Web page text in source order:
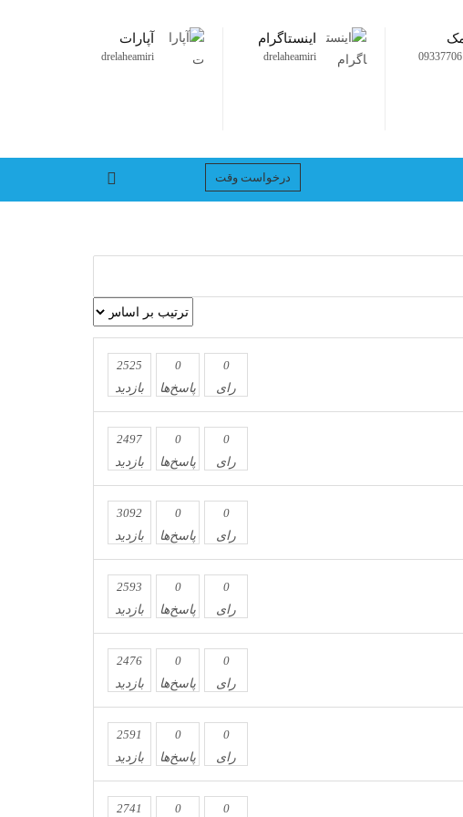
اینستاگرام
drelaheamiri
آپارات
drelaheamiri
درخواست وقت
2525
بازدید
0
پاسخ‌ها
0
رای
2497
بازدید
0
پاسخ‌ها
0
رای
3092
بازدید
0
پاسخ‌ها
0
رای
2593
بازدید
0
پاسخ‌ها
0
رای
2476
بازدید
0
پاسخ‌ها
0
رای
2591
بازدید
0
پاسخ‌ها
0
رای
2741 0 0